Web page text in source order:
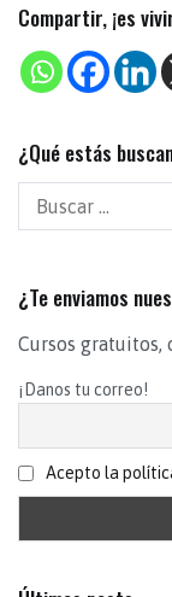
Compartir, ¡es
¿Qué estás
¿Te enviamos
Cursos gratuitos,
¡Danos tu correo!
Acepto la